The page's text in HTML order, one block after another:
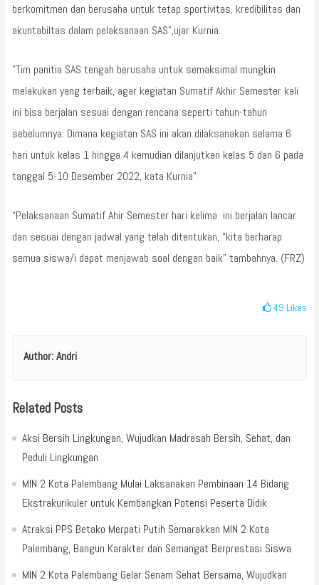
berkomitmen dan berusaha untuk tetap sportivitas, kredibilitas dan
akuntabiltas dalam pelaksanaan SAS”,ujar Kurnia.
”Tim panitia SAS tengah berusaha untuk semaksimal mungkin
melakukan yang terbaik, agar kegiatan Sumatif Akhir Semester kali
ini bisa berjalan sesuai dengan rencana seperti tahun-tahun
sebelumnya. Dimana kegiatan SAS ini akan dilaksanakan selama 6
hari untuk kelas 1 hingga 4 kemudian dilanjutkan kelas 5 dan 6 pada
tanggal 5-10 Desember 2022, kata Kurnia”
“Pelaksanaan Sumatif Ahir Semester hari kelima ini berjalan lancar
dan sesuai dengan jadwal yang telah ditentukan, “kita berharap
semua siswa/i dapat menjawab soal dengan baik” tambahnya. (FRZ)
49 Likes
Author:Andri
Related Posts
Aksi Bersih Lingkungan, Wujudkan Madrasah Bersih, Sehat, dan
Peduli Lingkungan
MIN 2 Kota Palembang Mulai Laksanakan Pembinaan 14 Bidang
Ekstrakurikuler untuk Kembangkan Potensi Peserta Didik
Atraksi PPS Betako Merpati Putih Semarakkan MIN 2 Kota
Palembang, Bangun Karakter dan Semangat Berprestasi Siswa
MIN 2 Kota Palembang Gelar Senam Sehat Bersama, Wujudkan